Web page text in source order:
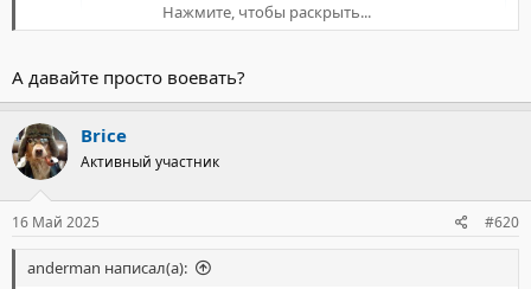
Нажмите, чтобы раскрыть...
А давайте просто воевать?
Brice
Активный участник
16 Май 2025 #620
anderman написал(а):